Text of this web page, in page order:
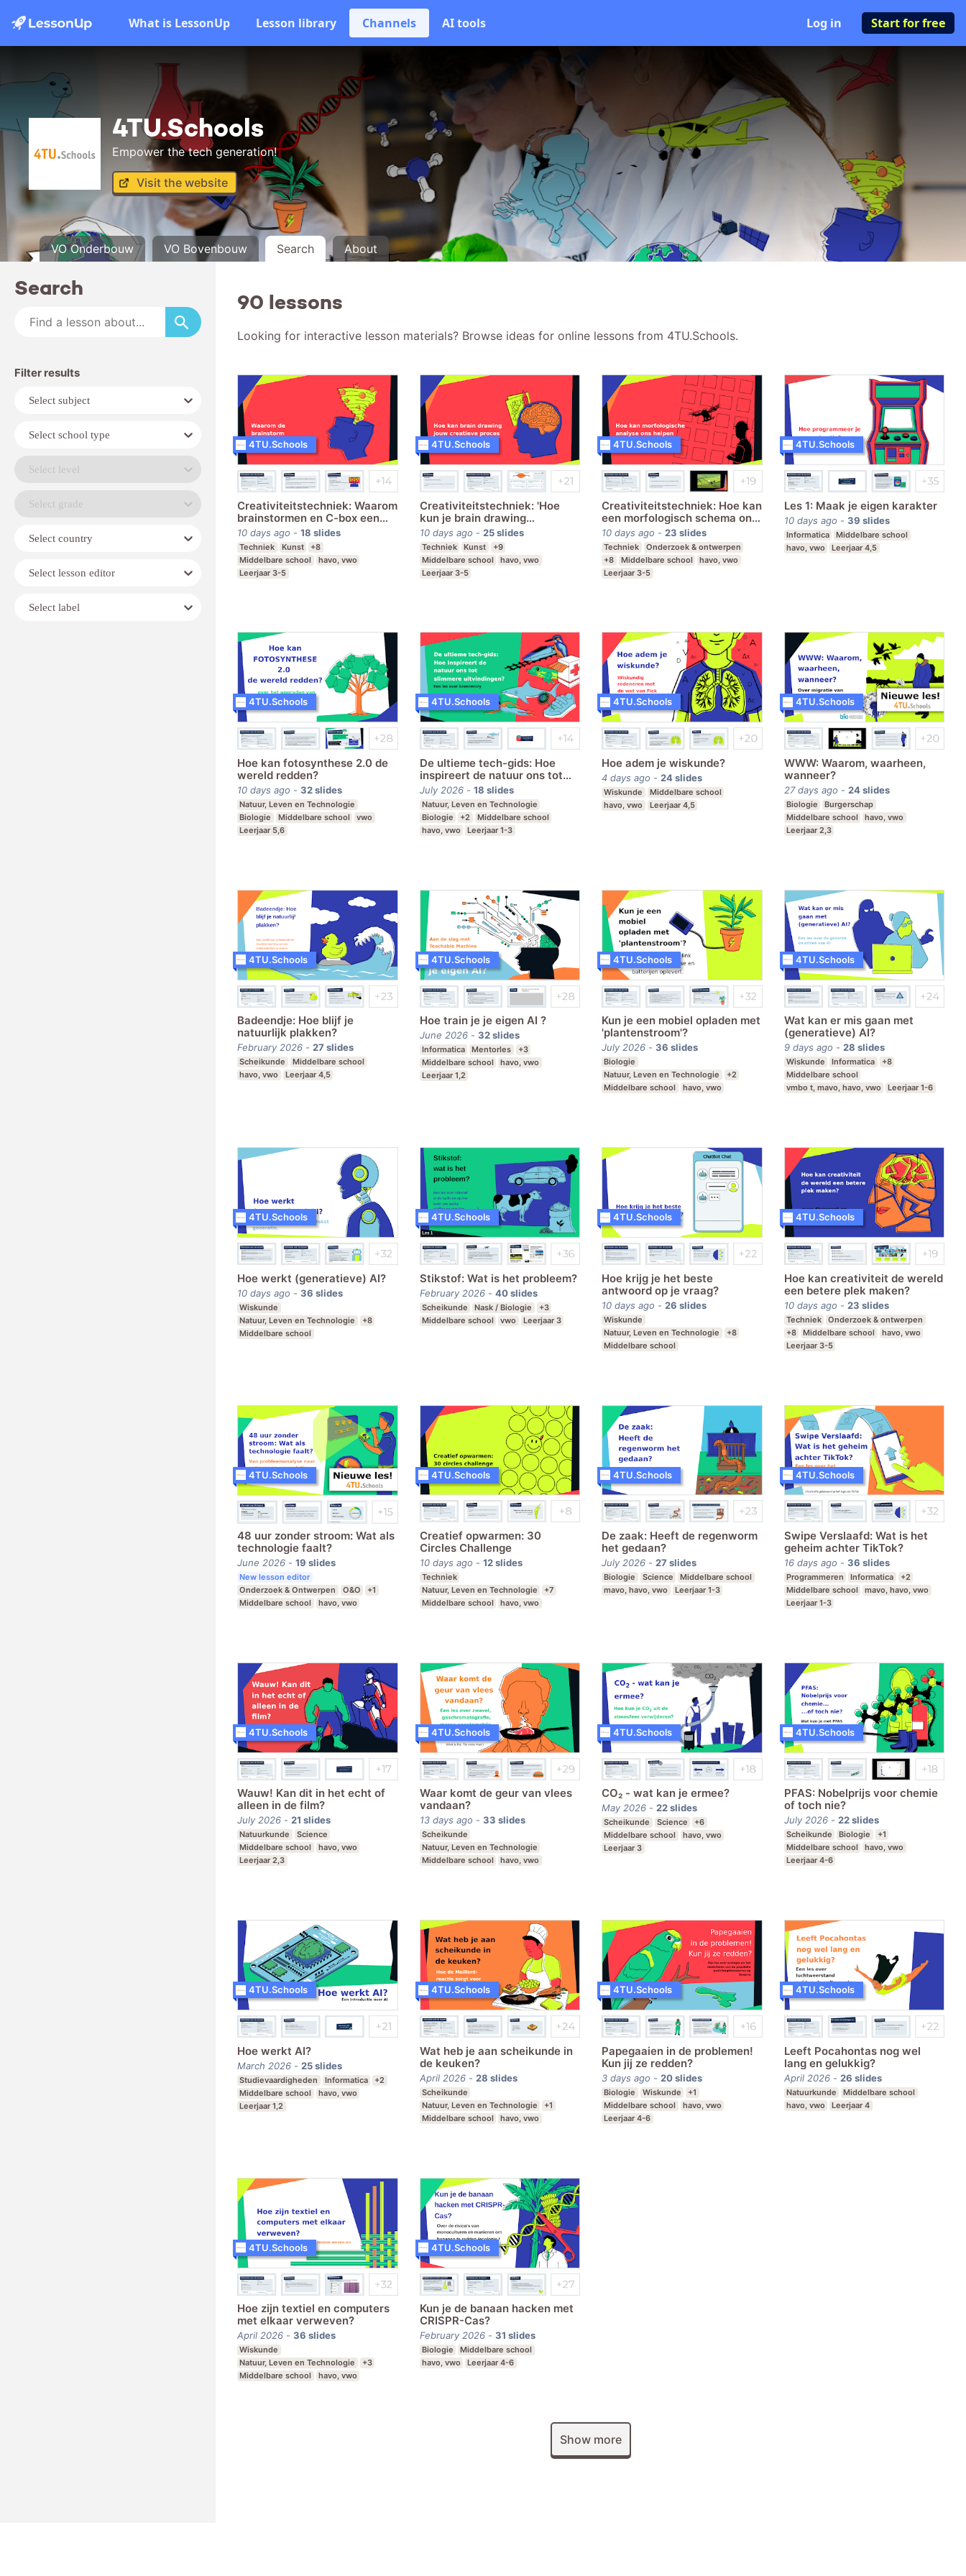
What is LessonUp Lesson library Channels AI tools Log in Start for free
4TU.Schools
Empower the tech generation!
Visit the website
VO Onderbouw VO Bovenbouw Search About
Search
Filter results
Subject
Select subject
School
type
Select school type
Select level
Select grade
Country
Select country
Lesson
editor
Select lesson editor
Label
Select label
90 lessons
Looking for interactive lesson materials? Browse ideas for online lessons from 4TU.Schools.
Creativiteitstechniek: Waarom
brainstormen en C-box een
powerkoppel vormen?
10 days ago - 18 slides
Techniek Kunst
+8
Middelbare school
havo, vwo
Leerjaar 3-5
4TU.Schools
Creativiteitstechniek: 'Hoe
kun je brain drawing
gebruiken om je creatieve
proces te versnellen?
10 days ago - 25 slides
Techniek Kunst
+9
Middelbare school
havo, vwo
Leerjaar 3-5
4TU.Schools
Creativiteitstechniek: Hoe kan
een morfologisch schema ons
helpen agro robots te
ontwerpen?
10 days ago - 23 slides
Techniek
Onderzoek & ontwerpen
+8
Middelbare school
havo, vwo
Leerjaar 3-5
4TU.Schools
Les 1: Maak je eigen karakter
10 days ago - 39 slides
Informatica
Middelbare school
havo, vwo
Leerjaar 4,5
4TU.Schools
Hoe kan fotosynthese 2.0 de
wereld redden?
10 days ago - 32slides
Natuur, Leven en Technologie
Biologie
Middelbare school
vwo
Leerjaar 5,6
4TU.Schools
De ultieme tech-gids: Hoe
inspireert de natuur ons tot
slimmere uitvindingen?
July 2026- 18 slides
Natuur, Leven en Technologie
Biologie
+2
Middelbare school
havo, vwo
Leerjaar 1-3
4TU.Schools
Hoe adem je wiskunde?
4 days ago - 24slides
Wiskunde
Middelbare school
havo, vwo
Leerjaar 4,5
4TU.Schools
WWW: Waarom, waarheen,
wanneer?
27 days ago - 24 slides
Biologie
Burgerschap
Middelbare school
havo, vwo
Leerjaar 2,3
4TU.Schools
Badeendje: Hoe blijf je
natuurlijk plakken?
February 2026 - 27 slides
Scheikunde
Middelbare school
havo, vwo
Leerjaar 4,5
4TU.Schools
Hoe train je je eigen AI ?
June 2026- 32 slides
Informatica Mentorles
+3
Middelbare school
havo, vwo
Leerjaar 1,2
4TU.Schools
Kun je een mobiel opladen met
'plantenstroom'?
July 2026 - 36 slides
Biologie
Natuur, Leven en Technologie
+2
Middelbare school
havo, vwo
4TU.Schools
Wat kan er mis gaan met
(generatieve) AI?
9 days ago - 28 slides
Wiskunde Informatica
+8
Middelbare school
vmbo t, mavo, havo, vwo
Leerjaar 1-6
4TU.Schools
Hoe werkt (generatieve) AI?
10 days ago - 36 slides
Wiskunde
Natuur, Leven en Technologie
+8
Middelbare school
4TU.Schools
Stikstof: Wat is het probleem?
February 2026- 40 slides
Scheikunde Nask / Biologie
+3
Middelbare school
vwo Leerjaar 3
4TU.Schools
Hoe krijg je het beste
antwoord op je vraag?
10 days ago - 26 slides
Wiskunde
Natuur, Leven en Technologie
+8
Middelbare school
4TU.Schools
Hoe kan creativiteit de wereld
een betere plek maken?
10 days ago - 23 slides
Techniek
Onderzoek & ontwerpen
+8
Middelbare school
havo, vwo
Leerjaar 3-5
4TU.Schools
48 uur zonder stroom: Wat als
technologie faalt?
June 2026 - 19 slides
New lesson editor
Onderzoek & Ontwerpen
O&O
+1
Middelbare school
havo, vwo
4TU.Schools
Creatief opwarmen: 30
Circles Challenge
10 days ago - 12 slides
Techniek
Natuur, Leven en Technologie
+7
Middelbare school
havo, vwo
4TU.Schools
De zaak: Heeft de regenworm
het gedaan?
July 2026 - 27 slides
Biologie Science
Middelbare school
mavo, havo, vwo
Leerjaar 1-3
4TU.Schools
Swipe Verslaafd: Wat is het
geheim achter TikTok?
16 days ago - 36 slides
Programmeren Informatica
+2
Middelbare school
mavo, havo, vwo
Leerjaar 1-3
4TU.Schools
Wauw! Kan dit in het echt of
alleen in de film?
July 2026 - 21 slides
Natuurkunde
Science
Middelbare school
havo, vwo
Leerjaar 2,3
4TU.Schools
Waar komt de geur van vlees
vandaan?
13 days ago - 33 slides
Scheikunde
Natuur, Leven en Technologie
Middelbare school
havo, vwo
4TU.Schools
CO₂ - wat kan je ermee?
May 2026 - 22slides
Scheikunde Science
+6
Middelbare school
havo, vwo
Leerjaar 3
4TU.Schools
PFAS: Nobelprijs voor chemie
of toch nie?
July 2026- 22 slides
Scheikunde Biologie
+1
Middelbare school
havo, vwo
Leerjaar 4-6
4TU.Schools
Hoe werkt AI?
March 2026 - 25slides
Studievaardigheden Informatica
+2
Middelbare school
havo, vwo
Leerjaar 1,2
4TU.Schools
Wat heb je aan scheikunde in
de keuken?
April 2026- 28 slides
Scheikunde
Natuur, Leven en Technologie
+1
Middelbare school
havo, vwo
4TU.Schools
Papegaaien in de problemen!
Kun jij ze redden?
3 days ago - 20slides
Biologie Wiskunde
+1
Middelbare school
havo, vwo
Leerjaar 4-6
4TU.Schools
Leeft Pocahontas nog wel
lang en gelukkig?
April 2026- 26 slides
Natuurkunde
Middelbare school
havo, vwo
Leerjaar 4
4TU.Schools
Hoe zijn textiel en computers
met elkaar verweven?
April 2026 - 36 slides
Wiskunde
Natuur, Leven en Technologie
+3
Middelbare school
havo, vwo
4TU.Schools
Kun je de banaan hacken met
CRISPR-Cas?
February 2026- 31 slides
Biologie
Middelbare school
havo, vwo
Leerjaar 4-6
4TU.Schools
Show more